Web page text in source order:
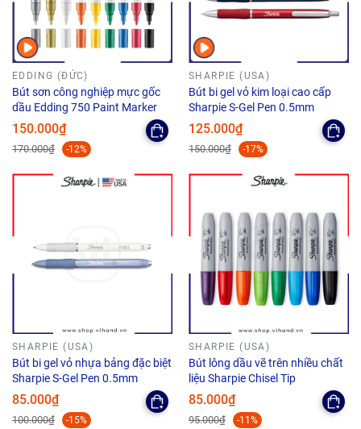
EDDING (ĐỨC)
Bút sơn công nghiệp mực gốc
dầu Edding 750 Paint Marker
150.000₫
170.000₫ -12%
SHARPIE (USA)
Bút bi gel vỏ kim loại cao cấp
Sharpie S-Gel Pen 0.5mm
125.000₫
150.000₫ -17%
SHARPIE (USA)
Bút bi gel vỏ nhựa bảng đặc biệt
Sharpie S-Gel Pen 0.5mm
85.000₫
100.000₫ -15%
SHARPIE (USA)
Bút lông dầu vẽ trên nhiều chất
liệu Sharpie Chisel Tip
85.000₫
95.000₫ -11%